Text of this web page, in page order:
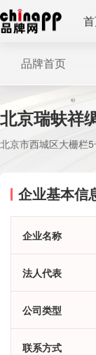
品牌首页
北京瑞蚨祥
北京市西城区大栅栏
企业基本信
企业名称
法人代表
公司类型
联系方式